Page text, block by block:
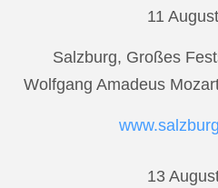
11
Salzburg, Großes
Wolfgang Amadeus
13